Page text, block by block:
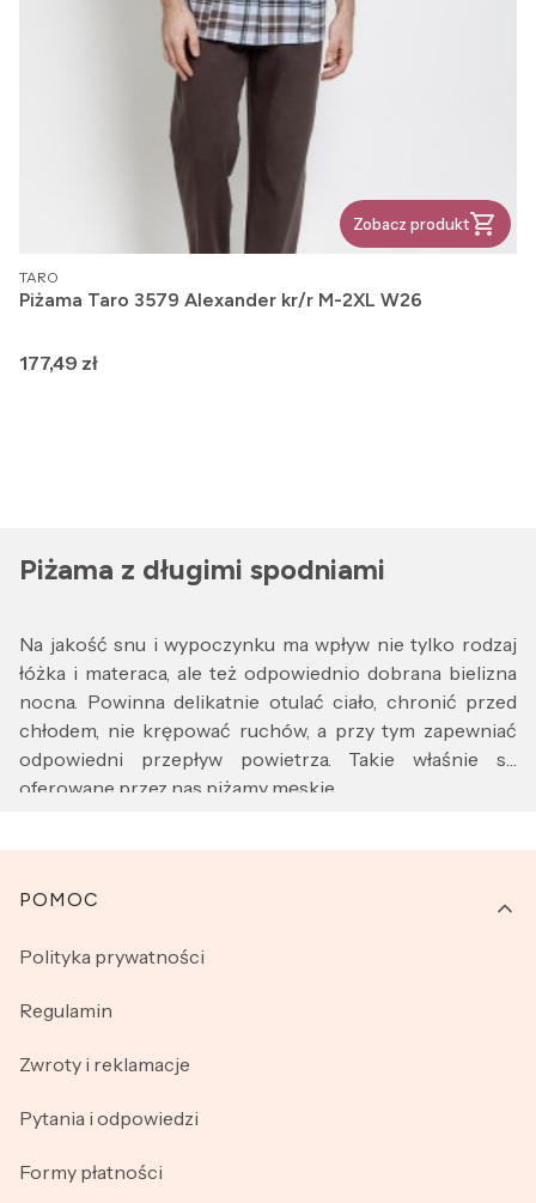
Zobacz produkt
PRODUCENT
TARO
Piżama Taro 3579 Alexander kr/r M-2XL W26
Cena
177,49 zł
Piżama z długimi spodniami
Na jakość snu i wypoczynku ma wpływ nie tylko rodzaj
łóżka i materaca, ale też odpowiednio dobrana bielizna
nocna. Powinna delikatnie otulać ciało, chronić przed
chłodem, nie krępować ruchów, a przy tym zapewniać
odpowiedni przepływ powietrza. Takie właśnie są
oferowane przez nas piżamy męskie
Prezentowane w tej kategorii komplety to modne i
spodniami. Doskonale sprawdzą się podczas snu, jak i
zaprojektowane z myślą o maksymalnym komforcie
starannie wyselekcjonowane tkaniny – to wszystko
krótkim rękawem i długimi spodniami cieszą się coraz
W trosce o maksymalną satysfakcję naszych klientów,
współpracujemy wyłącznie ze sprawdzonymi, cenionymi
Linki w stopce
POMOC
Polityka prywatności
Regulamin
Zwroty i reklamacje
Pytania i odpowiedzi
Formy płatności